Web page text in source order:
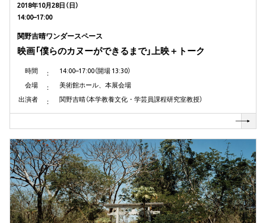
2018年10月28日（日）
14:00–17:00
関野吉晴ワンダースペース
映画「僕らのカヌーができるまで」上映＋トーク
時間
14:00–17:00（開場 13:30）
会場
美術館ホール、本展会場
出演者
関野吉晴（本学教養文化・学芸員課程研究室教授）